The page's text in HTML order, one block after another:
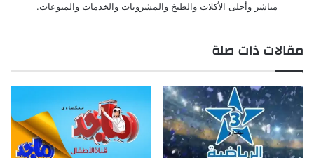
مباشر وأحلى الأكلات والطبخ والمشروبات والخدمات والمنوعات.
مقالات ذات صلة